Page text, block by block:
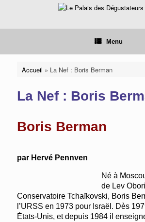
Menu
Accueil » La Nef : Boris Berman
La Nef : Boris
Boris Berman
par Hervé Pennven
Né à
de Lev
Conservatoire Tchaïkovski, Boris
l’URSS en 1973 pour Israël. Dès
États-Unis, et depuis 1984 il